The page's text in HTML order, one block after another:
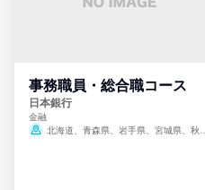
事務職員・総合職コース
日本銀行
金融
北海道、青森県、岩手県、宮城県、秋田